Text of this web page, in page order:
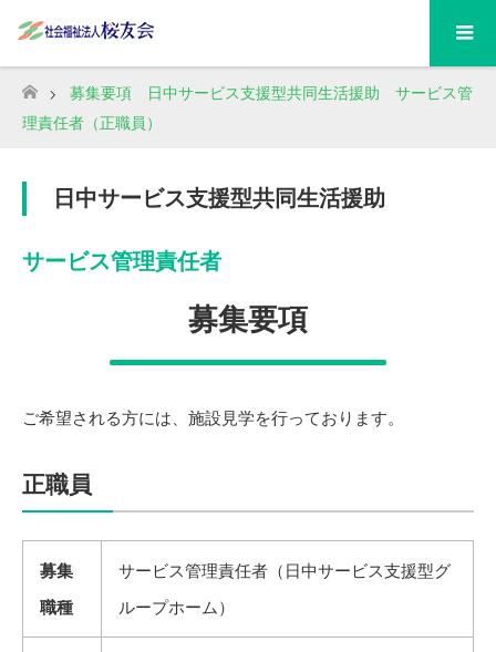
ホーム
募集要項 日中サービス支援型共同生活援助 サービス管
理責任者（正職員）
日中サービス支援型共同生活援助
サービス管理責任者
募集要項
ご希望される方には、施設見学を行っております。
正職員
募集
職種
サービス管理責任者（日中サービス支援型グ
ループホーム）